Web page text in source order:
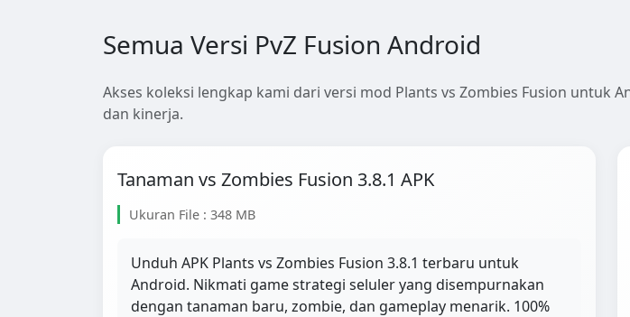
Semua Versi PvZ Fusion Android
Akses koleksi lengkap kami dari versi mod Plants vs Zombies Fusion
dan kinerja.
Tanaman vs Zombies Fusion 3.8.1 APK
Ukuran File : 348 MB
Unduh APK Plants vs Zombies Fusion 3.8.1 terbaru untuk
Android. Nikmati game strategi seluler yang disempurnakan
dengan tanaman baru, zombie, dan gameplay menarik. 100%